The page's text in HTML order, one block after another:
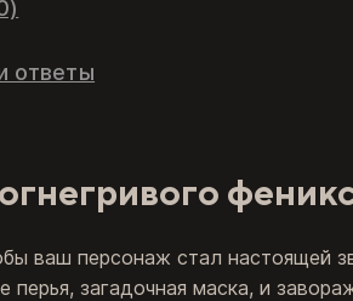
ответы
ваш персонаж стал настоящей
перья, загадочная маска, и